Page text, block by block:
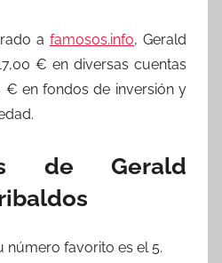
a famosos.info, Gerald
€ en diversas cuentas
€ en fondos de inversión y
de Gerald
número favorito es el 5.